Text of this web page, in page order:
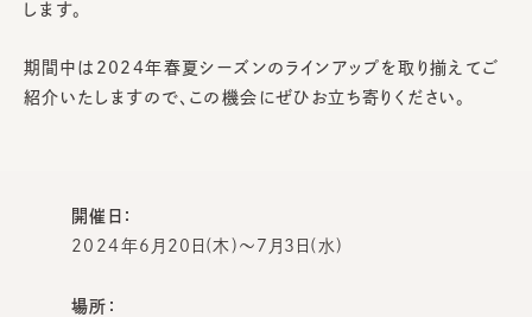
します。
期間中は2024年春夏シーズンのラインアップを取り揃えてご
紹介いたしますので、この機会にぜひお立ち寄りください。
開催日：
2024年6月20日(木)～7月3日(水)
場所：